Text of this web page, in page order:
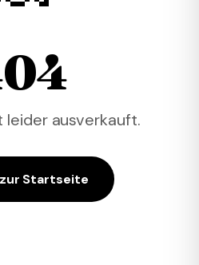
leider ausverkauft.
Startseite